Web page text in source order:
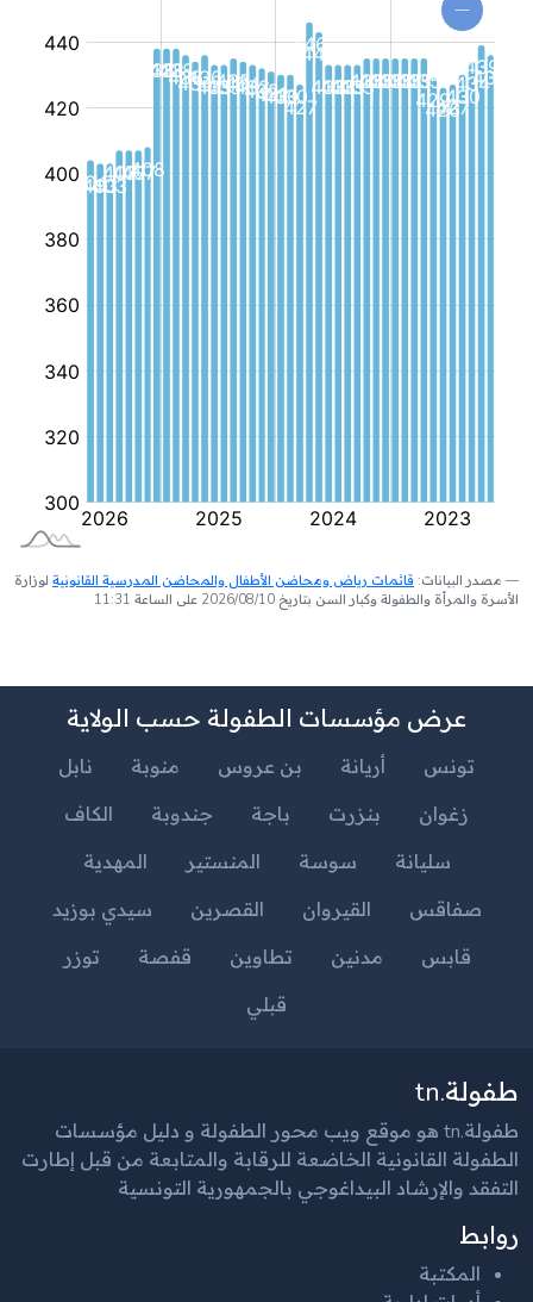
مصدر البيانات: قائمات رياض ومحاضن الأطفال والمحاضن المدرسية القانونية لوزارة
الأسرة والمرأة والطفولة وكبار السن بتاريخ 2026/08/10 على الساعة 11:31
عرض مؤسسات الطفولة حسب الولاية
تونس أريانة بن عروس منوبة
نابل
زغوان
بنزرت باجة جندوبة
الكاف
سليانة
سوسة المنستير
المهدية
صفاقس
القيروان القصرين
سيدي بوزيد
قابس
مدنين تطاوين قفصة
توزر
قبلي
طفولة.tn
طفولة.tn هو موقع ويب محور الطفولة و دليل مؤسسات
الطفولة القانونية الخاضعة للرقابة والمتابعة من قبل إطارت
التفقد والإرشاد البيداغوجي بالجمهورية التونسية
روابط
المكتبة